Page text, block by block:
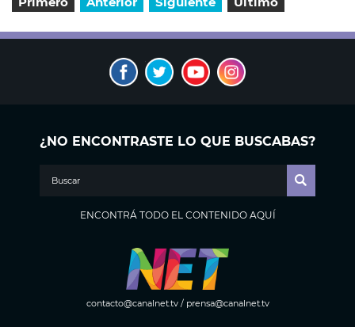
¿NO ENCONTRASTE LO QUE BUSCABAS?
ENCONTRÁ TODO EL CONTENIDO AQUÍ
contacto@canalnet.tv/ prensa@canalnet.tv